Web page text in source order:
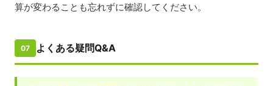
算が変わることも忘れずに確認してください。
07 よくある疑問Q&A